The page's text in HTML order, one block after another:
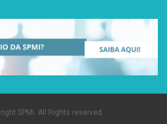
SPMI. All Rights reserved.